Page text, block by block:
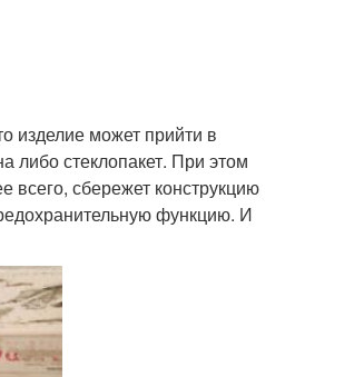
изделие может прийти в
либо стеклопакет. При этом
всего, сбережет конструкцию
функцию. И